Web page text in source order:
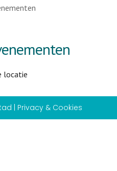
locatie
| Privacy & Cookies